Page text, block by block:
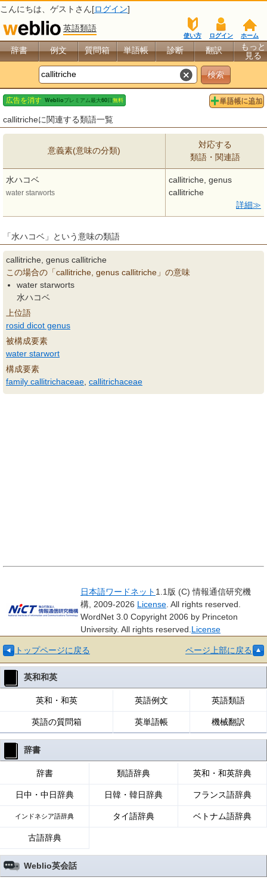
こんにちは、 ゲスト さん[ログイン]
英語類語
ホーム
ログイン
使い方
辞書 例文 質問箱 単語帳 診断 翻訳
もっと
見る
callitricheに関連する類語一覧
意義素(意味の分類)
対応する
類語・関連語
水ハコベ
water starworts
callitriche, genus
callitriche
詳細
「水ハコベ」という意味の類語
callitriche, genus callitriche
この場合の「callitriche, genus callitriche」の意味
water starworts
水ハコベ
上位語
rosid dicot genus
被構成要素
water starwort
構成要素
family callitrichaceae callitrichaceae
日本語ワードネット 1.1版 (C) 情報通信研究機
構, 2009-2026 License . All rights reserved.
WordNet 3.0 Copyright 2006 by Princeton
University. All rights reserved. License
トップページに戻る ページ上部に戻る
英和和英
英和・和英 英語例文 英語類語
英語の質問箱 英単語帳 機械翻訳
辞書
辞書 類語辞典 英和・和英辞典
日中・中日辞典 日韓・韓日辞典 フランス語辞典
インドネシア語辞典 タイ語辞典 ベトナム語辞典
古語辞典
Weblio英会話